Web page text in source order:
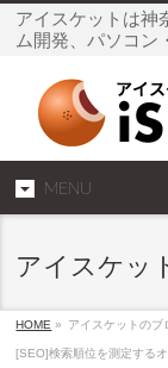
アイスケットは神
ム開発、パソコン
MENU
アイスケッ
HOME » アイスケットのブ
[SEO]検索順位を測定する